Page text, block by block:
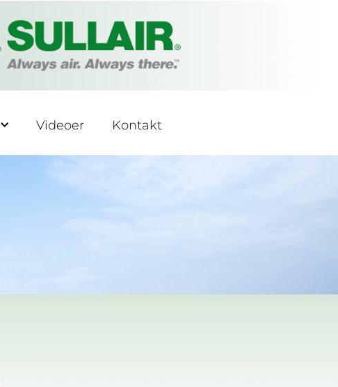
Videoer Kontakt